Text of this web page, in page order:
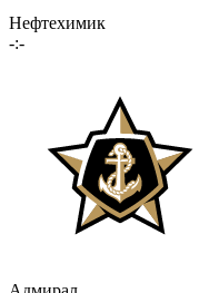
Нефтехимик
-:-